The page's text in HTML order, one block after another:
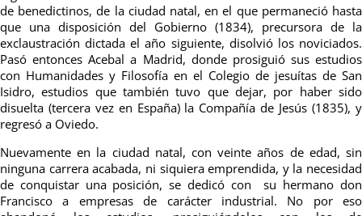
de benedictinos, de la ciudad natal, en el que permaneció hasta
que una disposición del Gobierno (1834), precursora de la
exclaustración dictada el año siguiente, disolvió los noviciados.
Pasó entonces Acebal a Madrid, donde prosiguió sus estudios
con Humanidades y Filosofía en el Colegio de jesuítas de San
Isidro, estudios que también tuvo que dejar, por haber sido
disuelta (tercera vez en España) la Compañía de Jesús (1835), y
regresó a Oviedo.
Nuevamente en la ciudad natal, con veinte años de edad, sin
ninguna carrera acabada, ni siquiera emprendida, y la necesidad
de conquistar una posición, se dedicó con su hermano don
Francisco a empresas de carácter industrial. No por eso